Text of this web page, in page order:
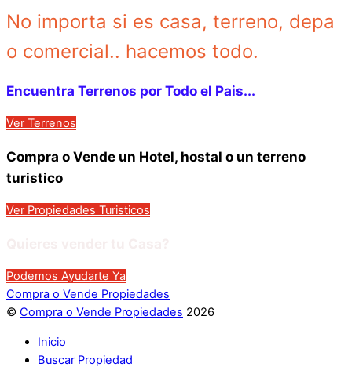
No importa si es casa, terreno, depa
o comercial.. hacemos todo.
Encuentra Terrenos por Todo el Pais...
Ver Terrenos
Compra o Vende un Hotel, hostal o un terreno
turistico
Ver Propiedades Turisticos
Podemos Ayudarte Ya
Compra o Vende Propiedades
© Compra o Vende Propiedades 2026
Inicio
Buscar Propiedad